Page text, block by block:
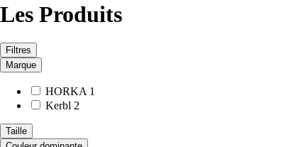
Les Produits
Filtres
Marque
HORKA 1
Kerbl 2
Taille